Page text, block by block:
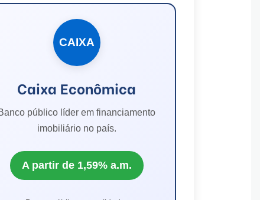
CAIXA
Caixa Econômica
público líder em financiamento
imobiliário no país.
A partir de 1,59% a.m.